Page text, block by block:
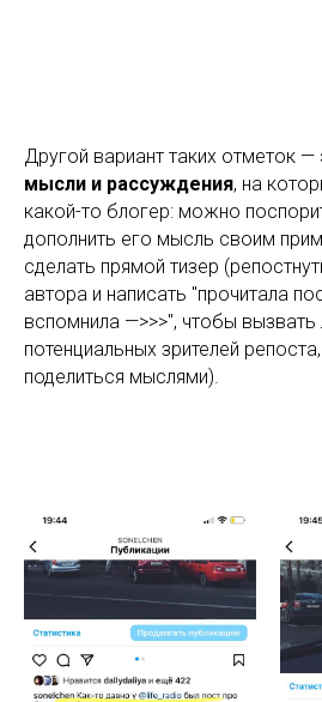
Другой вариант таких отметок —
мысли и рассуждения, на
какой-то блогер: можно
дополнить его мысль своим
сделать прямой тизер
автора и написать "прочитала
вспомнила —>>>", чтобы
потенциальных зрителей
поделиться мыслями).